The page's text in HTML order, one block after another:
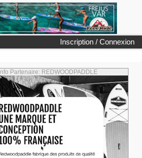
Inscription / Connexion
Info Partenaire: REDWOODPADDLE